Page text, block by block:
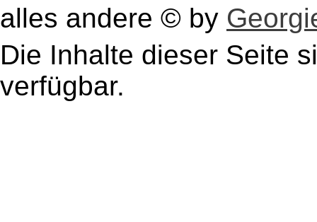
alles andere © by
Die Inhalte dieser Seite
verfügbar.